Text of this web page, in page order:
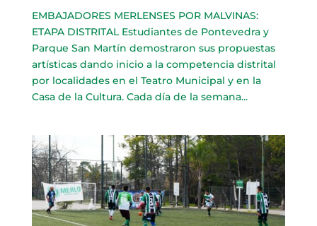
EMBAJADORES MERLENSES POR MALVINAS:
ETAPA DISTRITAL Estudiantes de Pontevedra y
Parque San Martín demostraron sus propuestas
artísticas dando inicio a la competencia distrital
por localidades en el Teatro Municipal y en la
Casa de la Cultura. Cada día de la semana...